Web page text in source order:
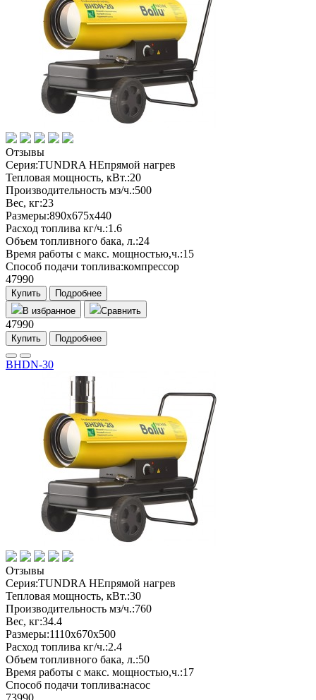
Отзывы
Серия:TUNDRA НЕпрямой нагрев
Тепловая мощность, кВт.:20
Производительность мз/ч.:500
Вес, кг:23
Размеры:890x675x440
Расход топлива кг/ч.:1.6
Объем топливного бака, л.:24
Время работы с макс. мощностью,ч.:15
Способ подачи топлива:компрессор
47990
Купить
Подробнее
В избранное
Сравнить
47990
Купить Подробнее
BHDN-30
Отзывы
Серия:TUNDRA НЕпрямой нагрев
Тепловая мощность, кВт.:30
Производительность мз/ч.:760
Вес, кг:34.4
Размеры:1110x670х500
Расход топлива кг/ч.:2.4
Объем топливного бака, л.:50
Время работы с макс. мощностью,ч.:17
Способ подачи топлива:насос
73990